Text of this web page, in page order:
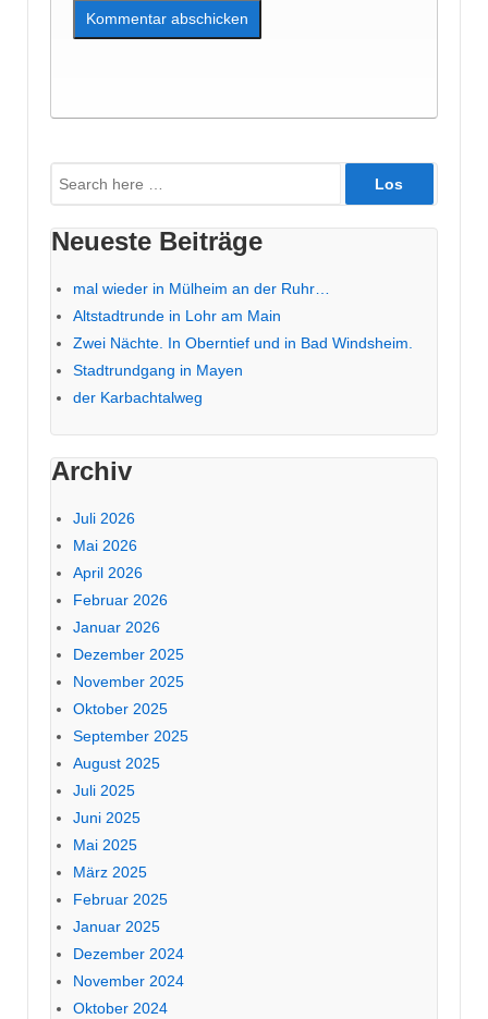
Suche
nach:
Neueste Beiträge
mal wieder in Mülheim an der Ruhr…
Altstadtrunde in Lohr am Main
Zwei Nächte. In Oberntief und in Bad Windsheim.
Stadtrundgang in Mayen
der Karbachtalweg
Archiv
Juli 2026
Mai 2026
April 2026
Februar 2026
Januar 2026
Dezember 2025
November 2025
Oktober 2025
September 2025
August 2025
Juli 2025
Juni 2025
Mai 2025
März 2025
Februar 2025
Januar 2025
Dezember 2024
November 2024
Oktober 2024